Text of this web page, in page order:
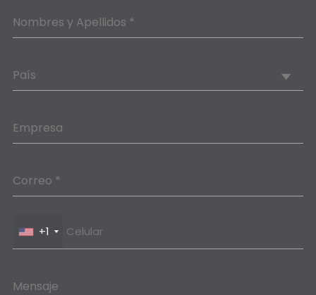
Nombres y Apellidos *
País
Empresa
Correo *
+1
Mensaje